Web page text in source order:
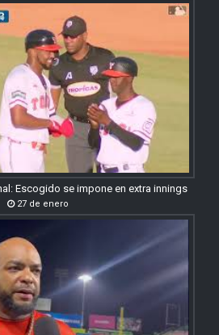
Escogido se impone en extra innings
27 de enero